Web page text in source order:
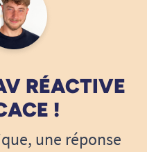
RÉACTIVE
!
une réponse